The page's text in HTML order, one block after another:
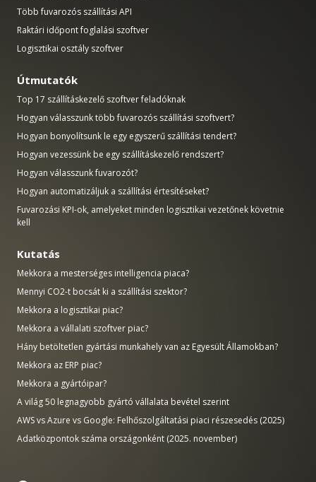
Több fuvarozós szállítási API
Raktári időpont foglalási szoftver
Logisztikai osztály szoftver
Útmutatók
Top 17 szállításkezelő szoftver feladóknak
Hogyan válasszunk több fuvarozós szállítási szoftvert?
Hogyan bonyolítsunk le egy egyszerű szállítási tendert?
Hogyan vezessünk be egy szállításkezelő rendszert?
Hogyan válasszunk fuvarozót?
Hogyan automatizáljuk a szállítási értesítéseket?
Fuvarozási KPI-ok, amelyeket minden logisztikai vezetőnek követnie
kell
Kutatás
Mekkora a mesterséges intelligencia piaca?
Mennyi CO2-t bocsát ki a szállítási szektor?
Mekkora a logisztikai piac?
Mekkora a vállalati szoftver piac?
Hány betöltetlen gyártási munkahely van az Egyesült Államokban?
Mekkora az ERP piac?
Mekkora a gyártóipar?
A világ 50 legnagyobb gyártó vállalata bevétel szerint
AWS vs Azure vs Google: Felhőszolgáltatási piaci részesedés (2025)
Adatközpontok száma országonként (2025. november)